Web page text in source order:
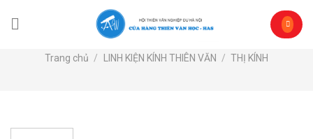
Trang chủ / LINH KIỆN KÍNH THIÊN VĂN / THỊ KÍNH